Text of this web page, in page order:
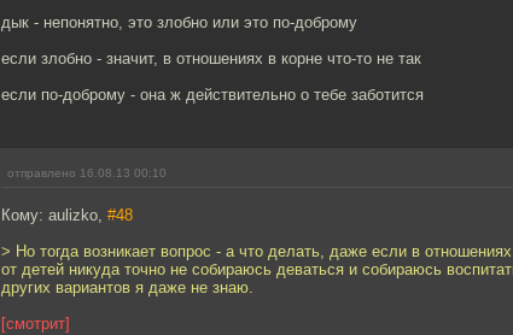
дык - непонятно, это злобно или это по-доброму
если злобно - значит, в отношениях в корне что-то не так
если по-доброму - она ж действительно о тебе заботится
отправлено 16.08.13 00:10
Кому: aulizko, #48
> Но тогда возникает вопрос - а что делать, даже если в
от детей никуда точно не собираюсь деваться и собираюсь
других вариантов я даже не знаю.
[смотрит]